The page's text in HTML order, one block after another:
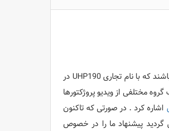
این سری از لامپ ویدئو پروژکتور Infocus مدل IN2106EP ، یک لامپ اصلی ۱۸۵ واتی می باشند که با نام تجاری UHP190 در
ها با میزان روشنایی ۲۵۰۰ لومنس ، مناسب گروه مختلفی از ویدیو پروژکتورها
اشاره کرد . در صورتی که تاکنون
پیشنهاد ما را در خصوص